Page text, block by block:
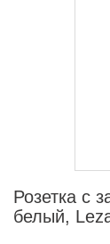
Розетка с
белый,